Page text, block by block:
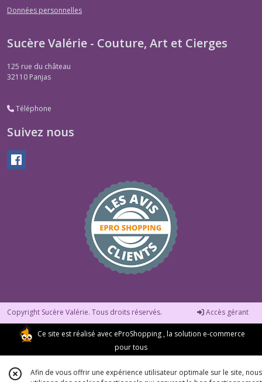
Données personnelles
Sucère Valérie - Couture, Art et Cierges
125 rue du château
32110 Panjas
Téléphone
Suivez nous
Copyright Sucère Valérie. Tous droits réservés. Accès gérant
Ce site est réalisé avec eProShopping , la solution e-commerce
pour tous
Afin de vous offrir une expérience utilisateur optimale sur le site, nous